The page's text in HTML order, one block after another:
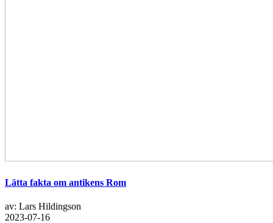
Lätta fakta om antikens Rom
av: Lars Hildingson
2023-07-16